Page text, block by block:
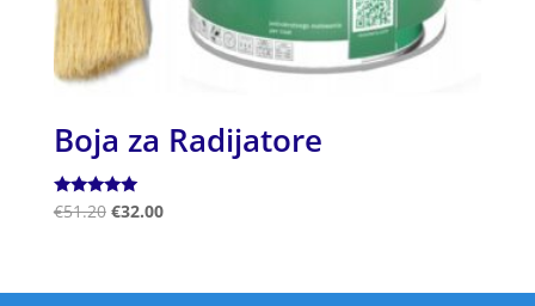
Boja za Radijatore
Ocjenjeno
5.00
€51.20 €32.00